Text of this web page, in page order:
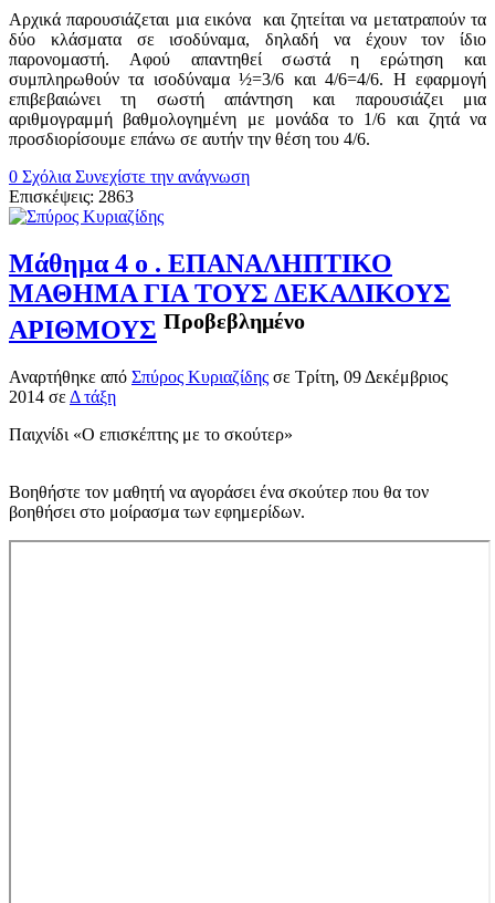
Αρχικά παρουσιάζεται μια εικόνα και ζητείται να μετατραπούν τα
δύο κλάσματα σε ισοδύναμα, δηλαδή να έχουν τον ίδιο
παρονομαστή. Αφού απαντηθεί σωστά η ερώτηση και
συμπληρωθούν τα ισοδύναμα ½=3/6 και 4/6=4/6. Η εφαρμογή
επιβεβαιώνει τη σωστή απάντηση και παρουσιάζει μια
αριθμογραμμή βαθμολογημένη με μονάδα το 1/6 και ζητά να
προσδιορίσουμε επάνω σε αυτήν την θέση του 4/6.
0 Σχόλια Συνεχίστε την ανάγνωση
Επισκέψεις: 2863
Μάθημα 4 ο . ΕΠΑΝΑΛΗΠΤΙΚΟ
ΜΑΘΗΜΑ ΓΙΑ ΤΟΥΣ ΔΕΚΑΔΙΚΟΥΣ
ΑΡΙΘΜΟΥΣ Προβεβλημένο
Αναρτήθηκε από Σπύρος Κυριαζίδης σε Τρίτη, 09 Δεκέμβριος
2014 σε Δ τάξη
Παιχνίδι «Ο επισκέπτης με το σκούτερ»
Βοηθήστε τον μαθητή να αγοράσει ένα σκούτερ που θα τον
βοηθήσει στο μοίρασμα των εφημερίδων.